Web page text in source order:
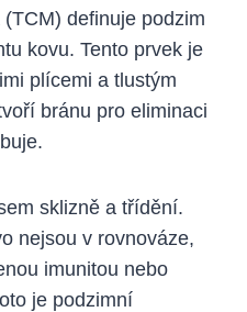
definuje podzim
kovu. Tento prvek je
plícemi a tlustým
bránu pro eliminaci
sklizně a třídění.
nejsou v rovnováze,
imunitou nebo
je podzimní